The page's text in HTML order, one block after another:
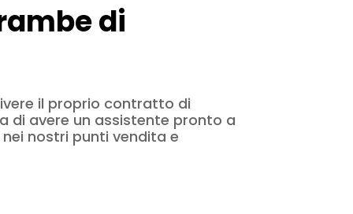
di
il proprio contratto di
di avere un assistente pronto a
nostri punti vendita e